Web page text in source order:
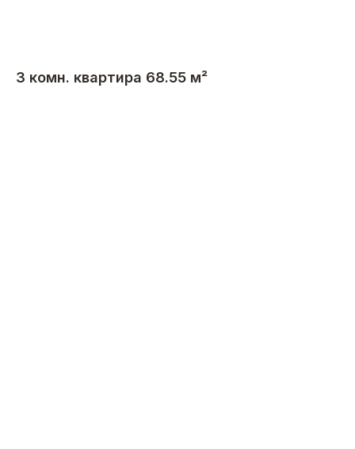
3 комн. квартира 68.55 м²